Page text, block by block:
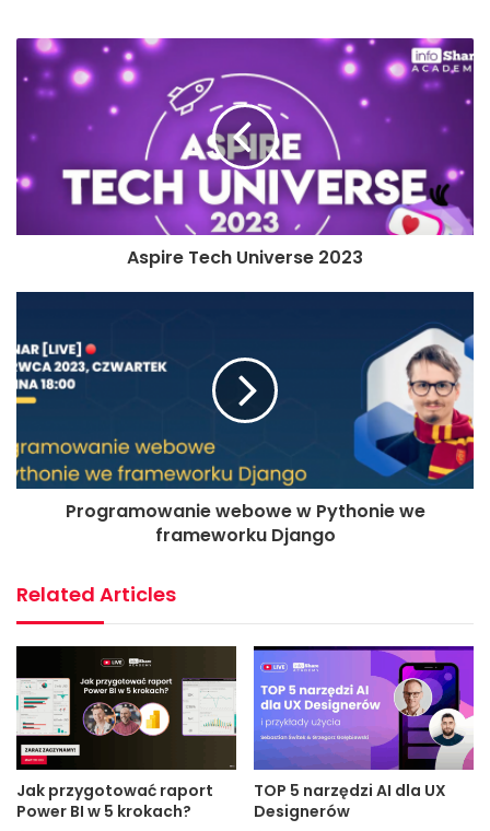
Aspire Tech Universe 2023
Programowanie webowe w Pythonie we
frameworku Django
Related Articles
Jak przygotować raport
Power BI w 5 krokach?
TOP 5 narzędzi AI dla UX
Designerów